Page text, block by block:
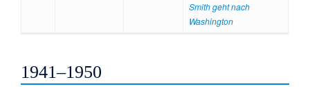
Smith geht nach
Washington
1941–1950